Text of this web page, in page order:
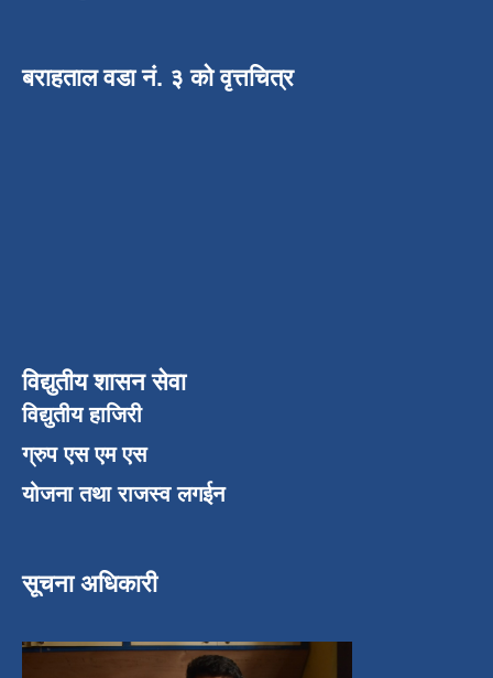
बराहताल वडा नं. ३ को वृत्तचित्र
विद्युतीय शासन सेवा
विद्युतीय हाजिरी
ग्रुप एस एम एस
योजना तथा राजस्व लगईन
सूचना अधिकारी